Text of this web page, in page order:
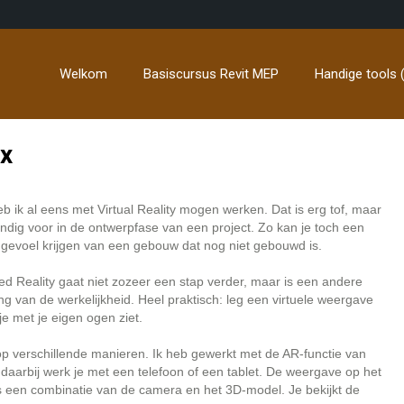
Welkom Basiscursus Revit MEP Handige tools
ik al eens met Virtual Reality mogen werken. Dat is erg tof, maar
voor in de ontwerpfase van een project. Zo kan je toch een
krijgen van een gebouw dat nog niet gebouwd is.
Reality gaat niet zozeer een stap verder, maar is een andere
van de werkelijkheid. Heel praktisch: leg een virtuele weergave
met je eigen ogen ziet.
verschillende manieren. Ik heb gewerkt met de AR-functie van
werk je met een telefoon of een tablet. De weergave op het
een combinatie van de camera en het 3D-model. Je bekijkt de